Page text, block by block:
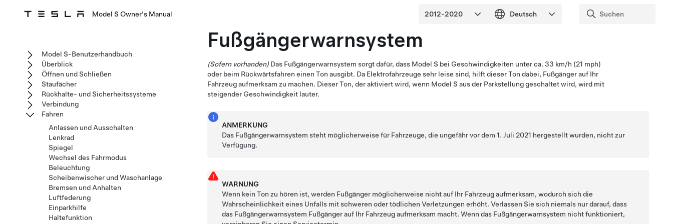
Model S Owner's Manual
Fußgängerwarnsystem
(Sofern vorhanden) Das Fußgängerwarnsystem sorgt dafür, dass Model S bei Geschwindigkeiten unter ca. 33 km/h (21 mph)
oder beim Rückwärtsfahren einen Ton ausgibt. Da Elektrofahrzeuge sehr leise sind, hilft dieser Ton dabei, Fußgänger auf Ihr
Fahrzeug aufmerksam zu machen. Dieser Ton, der aktiviert wird, wenn Model S aus der Parkstellung geschaltet wird, wird mit
steigender Geschwindigkeit lauter.
ANMERKUNG
Das Fußgängerwarnsystem steht möglicherweise für Fahrzeuge, die ungefähr vor dem 1. Juli 2021 hergestellt wurden, nicht zur
Verfügung.
WARNUNG
Wenn kein Ton zu hören ist, werden Fußgänger möglicherweise nicht auf Ihr Fahrzeug aufmerksam, wodurch sich die
Wahrscheinlichkeit eines Unfalls mit schweren oder tödlichen Verletzungen erhöht. Verlassen Sie sich niemals nur darauf, dass
das Fußgängerwarnsystem Fußgänger auf Ihr Fahrzeug aufmerksam macht. Wenn das Fußgängerwarnsystem nicht funktioniert,
Model S-Benutzerhandbuch
Überblick
Öffnen und Schließen
Staufächer
Rückhalte- und Sicherheitssysteme
Verbindung
Fahren
Anlassen und Ausschalten
Lenkrad
Spiegel
Wechsel des Fahrmodus
Beleuchtung
Scheibenwischer und Waschanlage
Bremsen und Anhalten
Luftfederung
Einparkhilfe
Haltefunktion